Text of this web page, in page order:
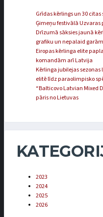
Grīdas kērlings un 30
Ģimeņu festivālā Uzvaras
Drīzumā sāksies jaunā
grafiku un nepalaid
Eiropas kērlinga elite
komandām arī Latvija
Kērlinga jubilejas
elitē līdz paraolimpisko
“Balticovo Latvian Mixed
pāris no Lietuvas
2023
2024
2025
2026